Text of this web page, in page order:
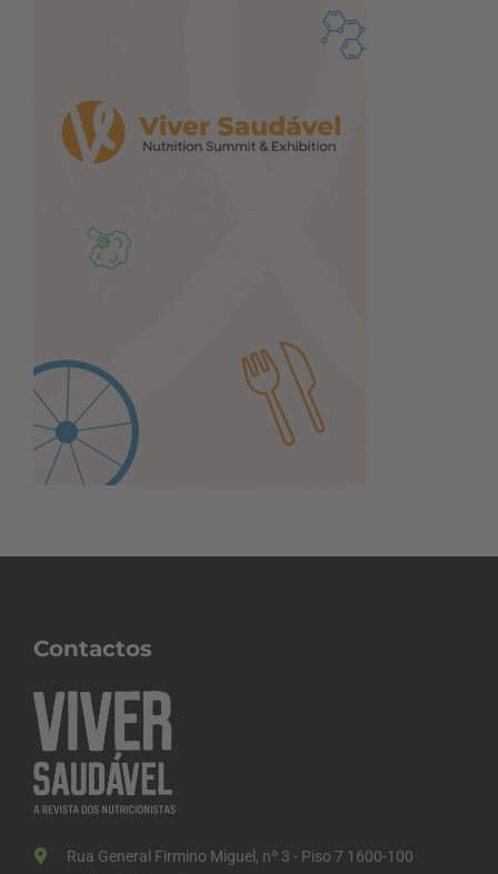
Contactos
Rua General Firmino Miguel, nº 3 - Piso 7 1600-100